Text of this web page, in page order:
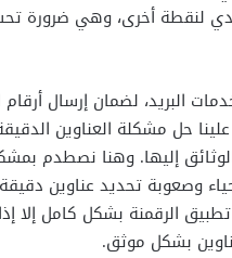
لنقطة أخرى، وهي ضرورة
البريد، لضمان إرسال أرقام
حل مشكلة العناوين
إليها. وهنا نصطدم
وصعوبة تحديد عناوين
الرقمنة بشكل كامل إلا
بشكل موثق.